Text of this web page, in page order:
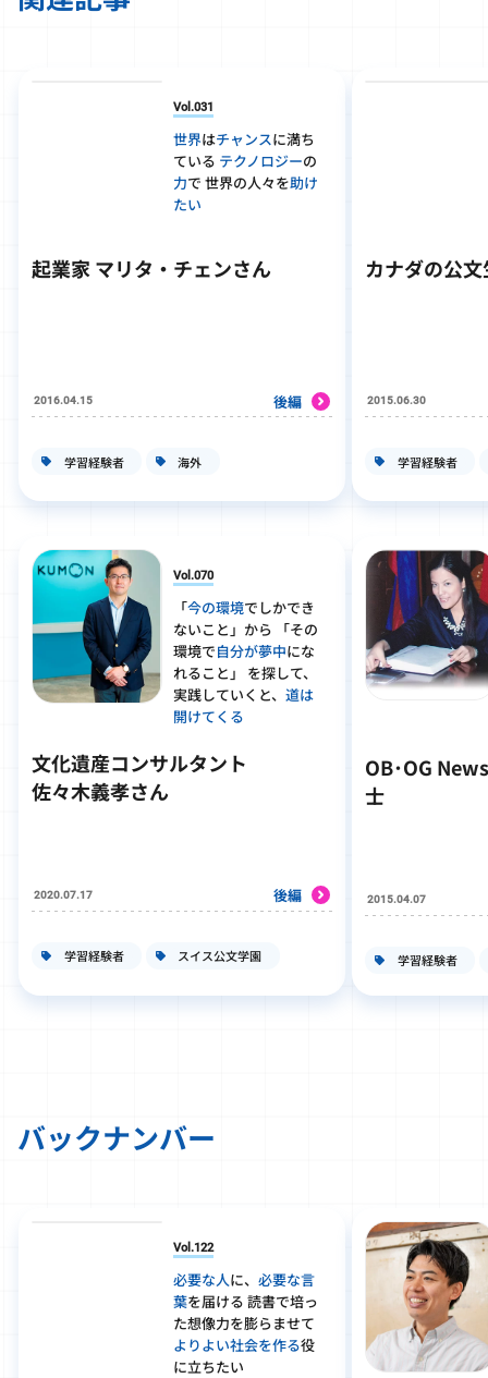
Vol.031
世界はチャンスに満ち
ている テクノロジーの
力で 世界の人々を助け
たい
起業家 マリタ・チェンさん
2016.04.15 後編
学習経験者 海外
Vol.070
「今の環境でしかでき
ないこと」から 「その
環境で自分が夢中にな
れること」 を探して、
実践していくと、 道は
開けてくる
文化遺産コンサルタント
佐々木義孝さん
2020.07.17 後編
学習経験者 スイス公文学園
カナダの公
2015.06.30
学習経験者
OB･OG
士
2015.04.07
学習経験者
バックナンバー
Vol.122
必要な人に、 必要な言
葉を届ける 読書で培っ
た想像力を膨らませて
よりよい社会を作る役
に立ちたい